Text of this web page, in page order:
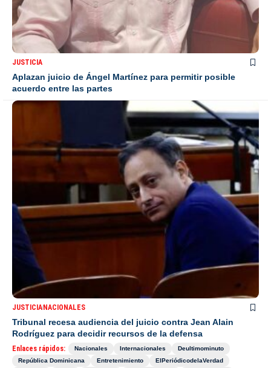
JUSTICIA
Aplazan juicio de Ángel Martínez para permitir posible
acuerdo entre las partes
JUSTICIANACIONALES
Tribunal recesa audiencia del juicio contra Jean Alain
Rodríguez para decidir recursos de la defensa
Enlaces rápidos: Nacionales Internacionales
Deultimominuto
República Dominicana
Entretenimiento
ElPeriódicodelaVerdad